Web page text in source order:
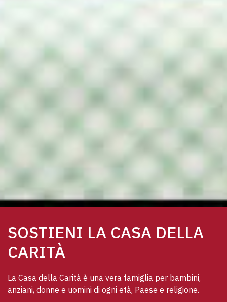
SOSTIENI LA CASA DELLA
CARITÀ
La Casa della Carità è una vera famiglia per bambini,
anziani, donne e uomini di ogni età, Paese e religione.